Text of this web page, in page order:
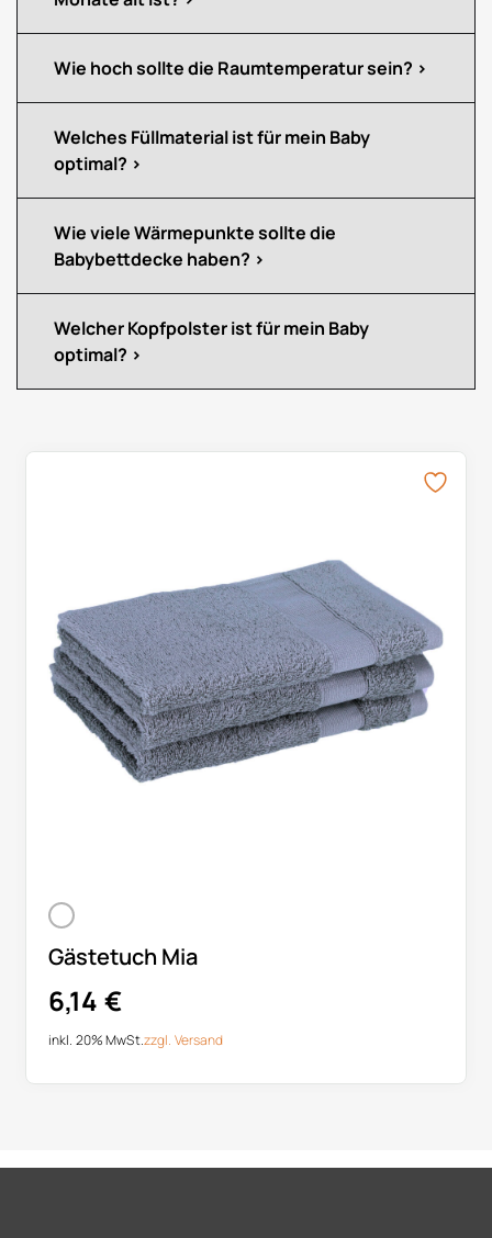
Wie hoch sollte die Raumtemperatur sein?
Welches Füllmaterial ist für mein Baby
optimal?
Wie viele Wärmepunkte sollte die
Babybettdecke haben?
Welcher Kopfpolster ist für mein Baby
optimal?
Gästetuch Mia
6,14 €
inkl. 20% MwSt.zzgl. Versand